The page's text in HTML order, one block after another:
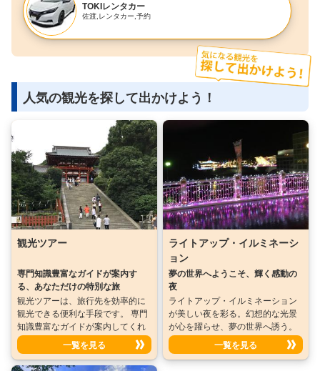
TOKIレンタカー
佐渡,レンタカー,予約
人気の観光を探して出かけよう！
観光ツアー
専門知識豊富なガイドが案内す
る、あなただけの特別な旅
観光ツアーは、旅行先を効率的に
観光できる便利な手段です。 専門
知識豊富なガイドが案内してくれ
るので、自分で情報収集する必要
がなく、安心して旅行を楽しめま
す。
一覧を見る
ライトアップ・イルミネーシ
ョン
夢の世界へようこそ、輝く感動の
夜
ライトアップ・イルミネーション
が美しい夜を彩る。幻想的な光景
が心を躍らせ、夢の世界へ誘う。
家族や恋人との特別な時間を演出
する、輝く感動の夜をお楽しみく
ださい。
一覧を見る